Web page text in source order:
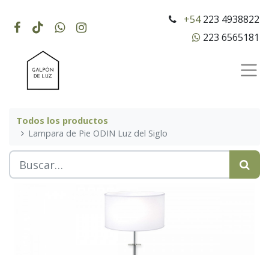
+54223 4938822
223 6565181
Todos los productos
Lampara de Pie ODIN Luz del Siglo